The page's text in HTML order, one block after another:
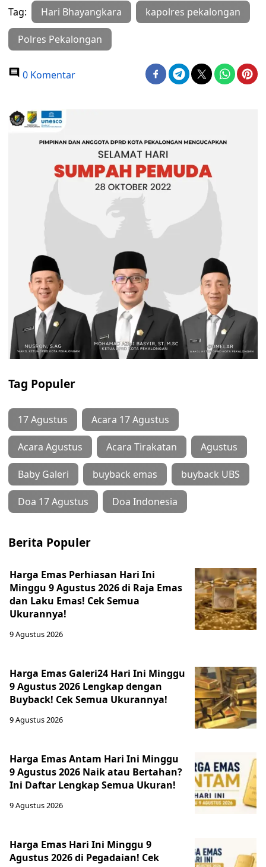
Tag: Hari Bhayangkara kapolres pekalongan
Polres Pekalongan
0 Komentar
Tag Populer
17 Agustus Acara 17 Agustus
Acara Agustus Acara Tirakatan Agustus
Baby Galeri buyback emas buyback UBS
Doa 17 Agustus Doa Indonesia
Berita Populer
Harga Emas Perhiasan Hari Ini
Minggu 9 Agustus 2026 di Raja Emas
dan Laku Emas! Cek Semua
Ukurannya!
9 Agustus 2026
Harga Emas Galeri24 Hari Ini Minggu
9 Agustus 2026 Lengkap dengan
Buyback! Cek Semua Ukurannya!
9 Agustus 2026
Harga Emas Antam Hari Ini Minggu
9 Agustus 2026 Naik atau Bertahan?
Ini Daftar Lengkap Semua Ukuran!
9 Agustus 2026
Harga Emas Hari Ini Minggu 9
Agustus 2026 di Pegadaian! Cek